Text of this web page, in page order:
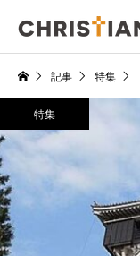
記事 特集
特集